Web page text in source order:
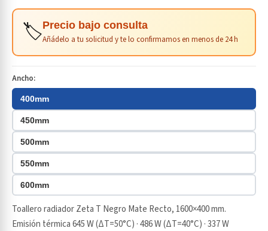
🏷️Precio bajo consulta
Añádelo a tu solicitud y te lo confirmamos en menos de 24 h
Ancho:
400mm
450mm
500mm
550mm
600mm
Toallero radiador Zeta T Negro Mate Recto, 1600×400 mm.
Emisión térmica 645 W (ΔT=50°C) · 486 W (ΔT=40°C) · 337 W